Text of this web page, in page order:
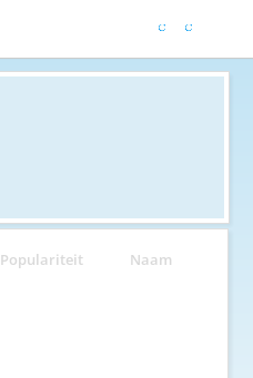
Populariteit Naam